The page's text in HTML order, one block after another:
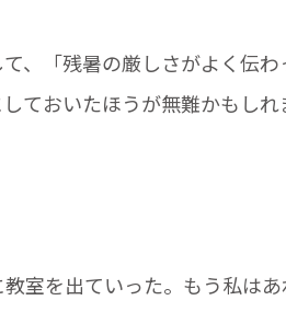
、「残暑の厳しさがよく伝わ
ておいたほうが無難かもしれ
室を出ていった。もう私は